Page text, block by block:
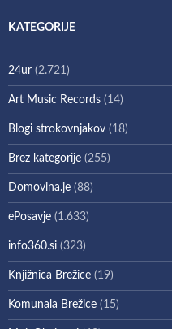
KATEGORIJE
24ur (2.721)
Art Music Records (14)
Blogi strokovnjakov (18)
Brez kategorije (255)
Domovina.je (88)
ePosavje (1.633)
info360.si (323)
Knjižnica Brežice (19)
Komunala Brežice (15)